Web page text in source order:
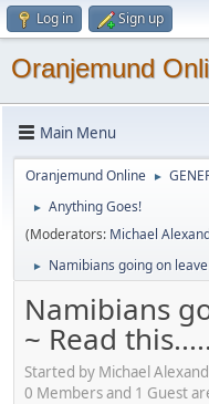
Log in Sign up
Oranjemund
Main Menu
Oranjemund Online ►
►
Anything Goes!
(Moderators: Michael
► Namibians going on
Namibians
~ Read this.....
Started by Michael
0 Members and 1 Guest